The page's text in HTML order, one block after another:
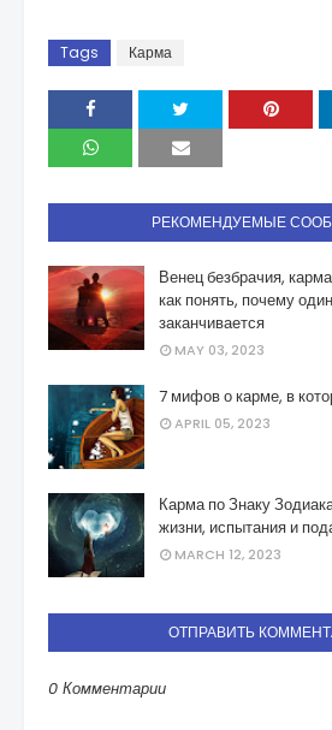
Tags Карма
РЕКОМЕНДУЕМЫЕ
Венец безбрачия,
как понять, почему
заканчивается
MAY 03, 2023
7 мифов о карме, в
APRIL 05, 2023
Карма по Знаку
жизни, испытания и
MARCH 12, 2023
ОТПРАВИТЬ
0 Комментарии